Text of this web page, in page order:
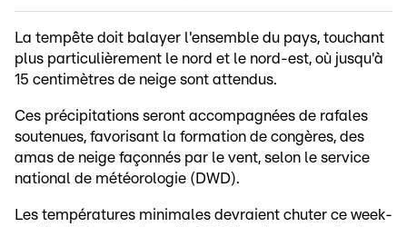
La tempête doit balayer l'ensemble du pays, touchant
plus particulièrement le nord et le nord-est, où jusqu'à
15 centimètres de neige sont attendus.
Ces précipitations seront accompagnées de rafales
soutenues, favorisant la formation de congères, des
amas de neige façonnés par le vent, selon le service
national de météorologie (DWD).
Les températures minimales devraient chuter ce week-